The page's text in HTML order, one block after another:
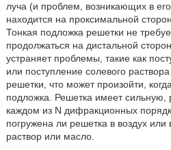
луча (и проблем, возникающих в его
находится на проксимальной
Тонкая подложка решетки не
продолжаться на дистальной
устраняет проблемы, такие как
или поступление солевого
решетки, что может произойти,
подложка. Решетка имеет
каждом из N дифракционных
погружена ли решетка в воздух или
раствор или масло.